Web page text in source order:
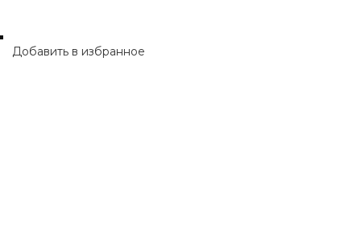
Добавить в избранное